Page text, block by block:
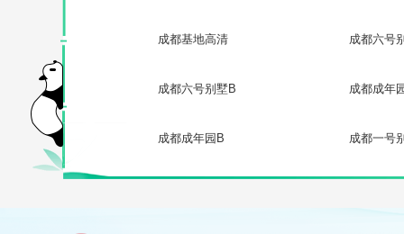
成都基地高清 成都六号
成都六号别墅B 成都成年
成都成年园B 成都一号